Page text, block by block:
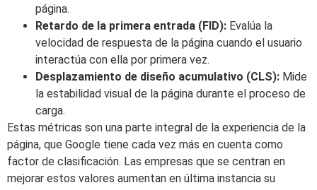
página.
Retardo de la primera entrada (FID): Evalúa la
velocidad de respuesta de la página cuando el usuario
interactúa con ella por primera vez.
Desplazamiento de diseño acumulativo (CLS): Mide
la estabilidad visual de la página durante el proceso de
carga.
Estas métricas son una parte integral de la experiencia de la
página, que Google tiene cada vez más en cuenta como
factor de clasificación. Las empresas que se centran en
mejorar estos valores aumentan en última instancia su